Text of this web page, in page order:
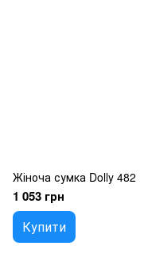
Жіноча сумка Dolly 482
1 053 грн
Купити